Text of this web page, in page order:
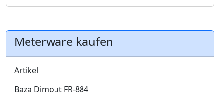
Meterware kaufen
Artikel
Baza Dimout FR-884